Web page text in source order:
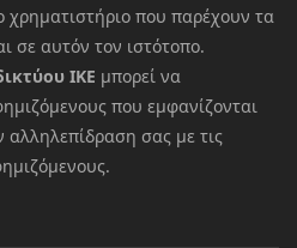
χρηματιστήριο που παρέχουν τα
σε αυτόν τον ιστότοπο.
ΙΚΕ μπορεί να
που εμφανίζονται
σας με τις